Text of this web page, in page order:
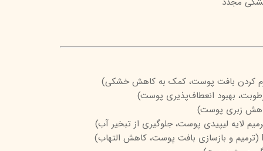
بهبود انعطاف‌پذیری پوست)
زبری پوست)
لایه لیپیدی پوست، جلوگیری از تبخیر آب)